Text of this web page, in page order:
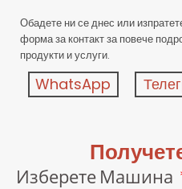
Обадете ни се днес или
форма за контакт за повече
продукти и услуги.
WhatsApp
Изберете Машина